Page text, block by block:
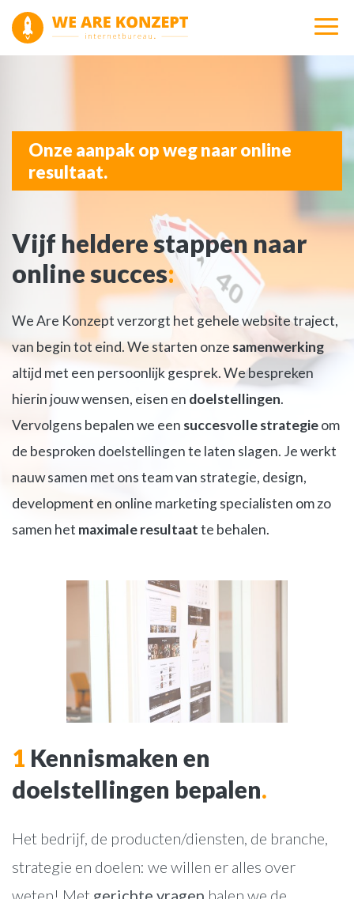
Onze aanpak op weg naar online
resultaat.
Vijf heldere stappen naar
online succes:
We Are Konzept verzorgt het gehele website traject,
van begin tot eind. We starten onze samenwerking
altijd met een persoonlijk gesprek. We bespreken
hierin jouw wensen, eisen en doelstellingen.
Vervolgens bepalen we een succesvolle strategieom
de besproken doelstellingen te laten slagen. Je werkt
nauw samen met ons team van strategie, design,
development en online marketing specialisten om zo
samen het maximale resultaatte behalen.
1 Kennismaken en
doelstellingen bepalen.
Het bedrijf, de producten/diensten, de branche,
strategie en doelen: we willen er alles over
weten! Met gerichte vragen halen we de